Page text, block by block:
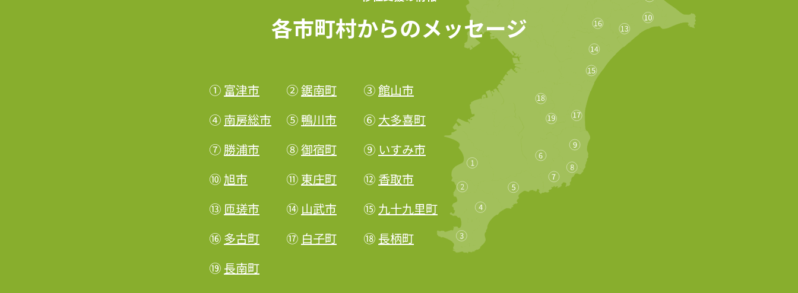
各市町村からのメッセージ
① 富津市 ②鋸南町 ③館山市
④ 南房総市 ⑤ 鴨川市 ⑥ 大多喜町
⑦勝浦市 ⑧御宿町 ⑨ いすみ市
⑩旭市 ⑪ 東庄町 ⑫ 香取市
⑬ 匝瑳市 ⑭ 山武市 ⑮ 九十九里町
⑯ 多古町 ⑰ 白子町 ⑱ 長柄町
⑲ 長南町